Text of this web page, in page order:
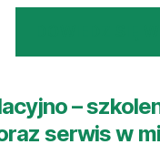
–
serwis w